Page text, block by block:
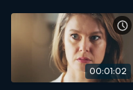
00:01:02